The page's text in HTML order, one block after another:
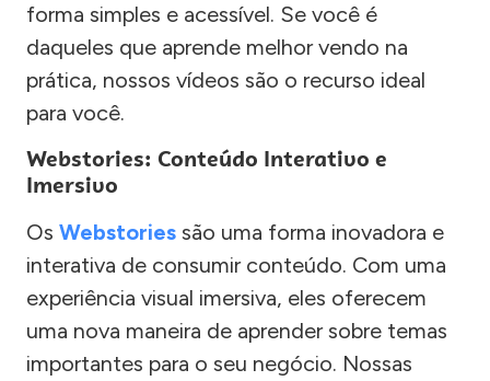
forma simples e acessível. Se você é
daqueles que aprende melhor vendo na
prática, nossos vídeos são o recurso ideal
para você.
Webstories: Conteúdo Interativo e
Imersivo
Os Webstories são uma forma inovadora e
interativa de consumir conteúdo. Com uma
experiência visual imersiva, eles oferecem
uma nova maneira de aprender sobre temas
importantes para o seu negócio. Nossas